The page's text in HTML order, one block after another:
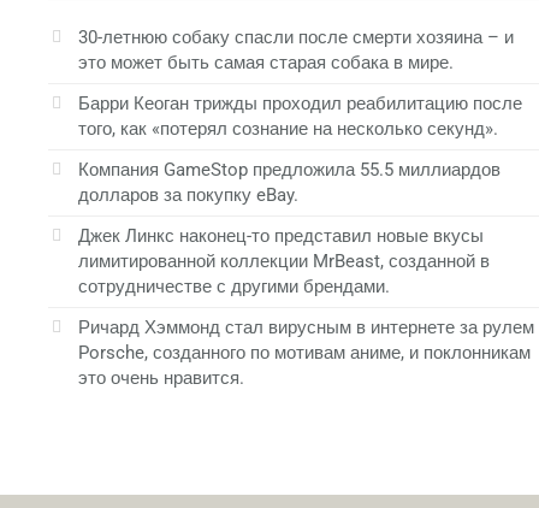
30-летнюю собаку спасли после смерти хозяина – и
это может быть самая старая собака в мире.
Барри Кеоган трижды проходил реабилитацию после
того, как «потерял сознание на несколько секунд».
Компания GameStop предложила 55.5 миллиардов
долларов за покупку eBay.
Джек Линкс наконец-то представил новые вкусы
лимитированной коллекции MrBeast, созданной в
сотрудничестве с другими брендами.
Ричард Хэммонд стал вирусным в интернете за рулем
Porsche, созданного по мотивам аниме, и поклонникам
это очень нравится.